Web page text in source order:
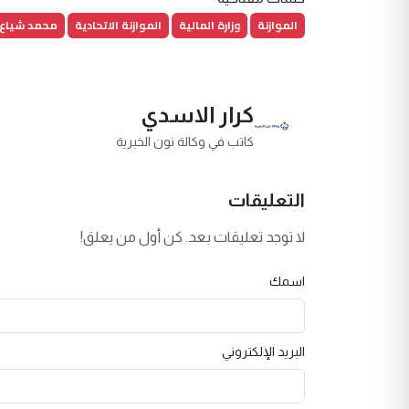
الموازنة وزارة المالية الموازنة الاتحادية محمد
كرار الاسدي
كاتب في وكالة نون الخبرية
التعليقات
لا توجد تعليقات بعد. كن أول من يعلق!
اسمك
البريد الإلكتروني